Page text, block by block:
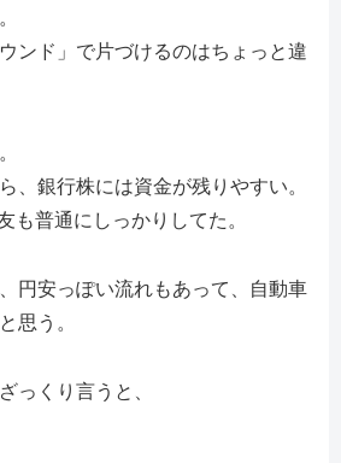
ンド」で片づけるのはちょっと違
、銀行株には資金が残りやすい。
も普通にしっかりしてた。
円安っぽい流れもあって、自動車
思う。
っくり言うと、